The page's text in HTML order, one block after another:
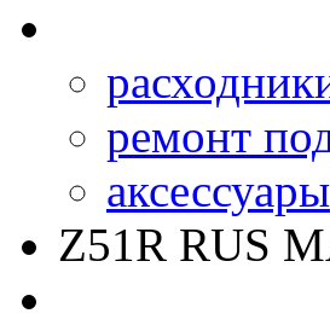
ремонт
аксессуары
Z51R RUS